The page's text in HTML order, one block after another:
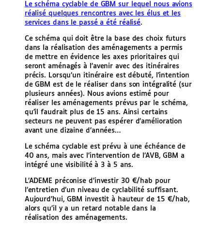
Le schéma cyclable de GBM sur lequel nous avions
réalisé quelques rencontres avec les élus et les
services dans le passé a été réalisé.
Ce schéma qui doit être la base des choix futurs
dans la réalisation des aménagements a permis
de mettre en évidence les axes prioritaires qui
seront aménagés à l’avenir avec des itinéraires
précis. Lorsqu’un itinéraire est débuté, l’intention
de GBM est de le réaliser dans son intégralité (sur
plusieurs années). Nous avions estimé pour
réaliser les aménagements prévus par le schéma,
qu’il faudrait plus de 15 ans. Ainsi certains
secteurs ne peuvent pas espérer d’amélioration
avant une dizaine d’années…
Le schéma cyclable est prévu à une échéance de
40 ans, mais avec l’intervention de l’AVB, GBM a
intégré une visibilité à 3 à 5 ans.
L’ADEME préconise d’investir 30 €/hab pour
l’entretien d’un niveau de cyclabilité suffisant.
Aujourd’hui, GBM investit à hauteur de 15 €/hab,
alors qu’il y a un retard notable dans la
réalisation des aménagements.